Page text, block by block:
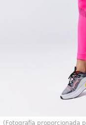
(Fotografía proporcionada